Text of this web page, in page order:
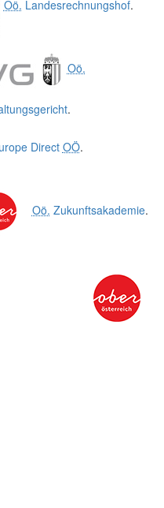
Oö. Landesrechnungshof.
Oö.
.
Direct OÖ.
Oö. Zukunftsakademie.